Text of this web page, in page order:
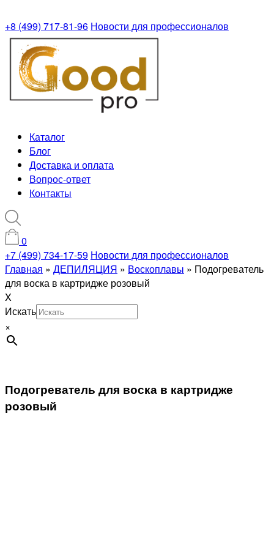
+8 (499) 717-81-96 Новости для профессионалов
Каталог
Блог
Доставка и оплата
Вопрос-ответ
Контакты
0
+7 (499) 734-17-59 Новости для профессионалов
Главная » ДЕПИЛЯЦИЯ » Воскоплавы » Подогреватель
для воска в картридже розовый
X
Искать
×
Подогреватель для воска в картридже
розовый